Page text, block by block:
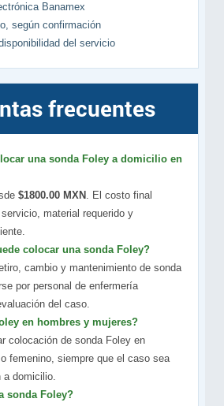
Banamex
según confirmación
del servicio
frecuentes
una sonda Foley a domicilio en
$1800.00 MXN . El costo final
material requerido y
colocar una sonda Foley?
cambio y mantenimiento de sonda
por personal de enfermería
del caso.
en hombres y mujeres?
colocación de sonda Foley en
femenino, siempre que el caso sea
a domicilio.
sonda Foley?